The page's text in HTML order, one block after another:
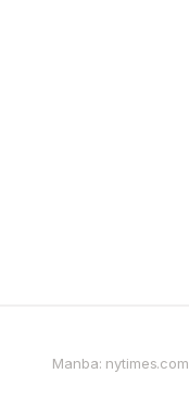
Manba: nytimes.com